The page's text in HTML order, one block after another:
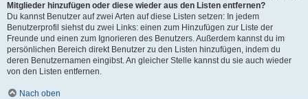
Mitglieder hinzufügen oder diese wieder aus den Listen entfernen?
Du kannst Benutzer auf zwei Arten auf diese Listen setzen: In jedem
Benutzerprofil siehst du zwei Links: einen zum Hinzufügen zur Liste der
Freunde und einen zum Ignorieren des Benutzers. Außerdem kannst du im
persönlichen Bereich direkt Benutzer zu den Listen hinzufügen, indem du
deren Benutzernamen eingibst. An gleicher Stelle kannst du sie auch wieder
von den Listen entfernen.
Nach oben